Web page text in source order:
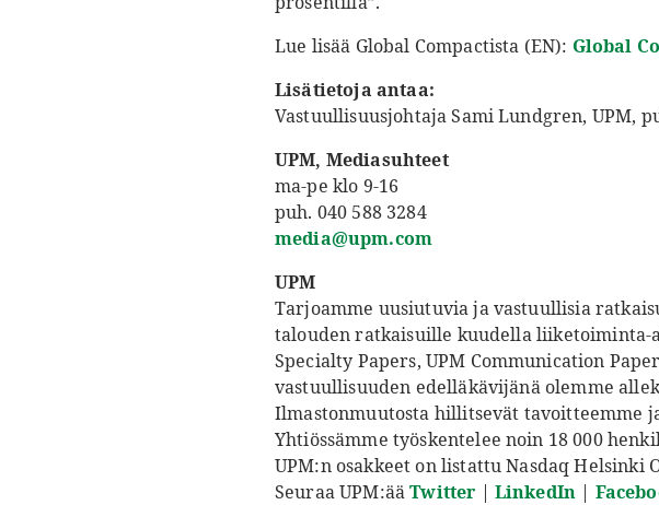
Lue lisää Global Compactista (EN): Global
Lisätietoja antaa:
Vastuullisuusjohtaja Sami Lundgren, UPM,
UPM, Mediasuhteet
ma-pe klo 9-16
puh. 040 588 3284
media@upm.com
UPM
Tarjoamme uusiutuvia ja vastuullisia
talouden ratkaisuille kuudella liiketoiminta-
Specialty Papers, UPM Communication
vastuullisuuden edelläkävijänä olemme
Ilmastonmuutosta hillitsevät tavoitteemme
Yhtiössämme työskentelee noin 18 000
UPM:n osakkeet on listattu Nasdaq Helsinki
Seuraa UPM:ääTwitter | LinkedIn |